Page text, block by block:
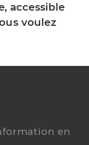
accessible
voulez
en